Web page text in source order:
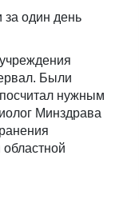
за один день
Были
нужным
Минздрава